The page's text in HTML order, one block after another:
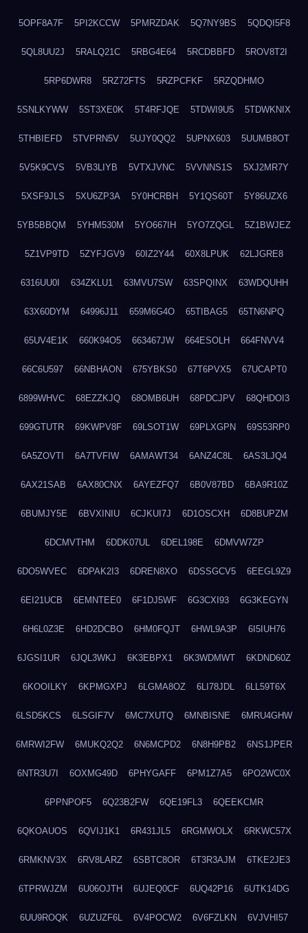
5OPF8A7F 5PI2KCCW 5PMRZDAK 5Q7NY9BS 5QDQI5F8
5QL8UU2J 5RALQ21C 5RBG4E64 5RCDBBFD 5ROV8T2I
5RP6DWR8 5RZ72FTS 5RZPCFKF 5RZQDHMO
5SNLKYWW 5ST3XE0K 5T4RFJQE 5TDWI9U5 5TDWKNIX
5THBIEFD 5TVPRN5V 5UJY0QQ2 5UPNX603 5UUMB8OT
5V5K9CVS 5VB3LIYB 5VTXJVNC 5VVNNS1S 5XJ2MR7Y
5XSF9JLS 5XU6ZP3A 5Y0HCRBH 5Y1QS60T 5Y86UZX6
5YB5BBQM 5YHM530M 5YO667IH 5YO7ZQGL 5Z1BWJEZ
5Z1VP9TD 5ZYFJGV9 60IZ2Y44 60X8LPUK 62LJGRE8
6316UU0I 634ZKLU1 63MVU7SW 63SPQINX 63WDQUHH
63X60DYM 64996J11 659M6G4O 65TIBAG5 65TN6NPQ
65UV4E1K 660K94O5 663467JW 664ESOLH 664FNVV4
66C6U597 66NBHAON 675YBKS0 67T6PVX5 67UCAPT0
6899WHVC 68EZZKJQ 68OMB6UH 68PDCJPV 68QHDOI3
699GTUTR 69KWPV8F 69LSOT1W 69PLXGPN 69S53RP0
6A5ZOVTI 6A7TVFIW 6AMAWT34 6ANZ4C8L 6AS3LJQ4
6AX21SAB 6AX80CNX 6AYEZFQ7 6B0V87BD 6BA9R10Z
6BUMJY5E 6BVXINIU 6CJKUI7J 6D1OSCXH 6D8BUPZM
6DCMVTHM 6DDK07UL 6DEL198E 6DMVW7ZP
6DO5WVEC 6DPAK2I3 6DREN8XO 6DSSGCV5 6EEGL9Z9
6EI21UCB 6EMNTEE0 6F1DJ5WF 6G3CXI93 6G3KEGYN
6H6L0Z3E 6HD2DCBO 6HM0FQJT 6HWL9A3P 6I5IUH76
6JGSI1UR 6JQL3WKJ 6K3EBPX1 6K3WDMWT 6KDND60Z
6KOOILKY 6KPMGXPJ 6LGMA8OZ 6LI78JDL 6LL59T6X
6LSD5KCS 6LSGIF7V 6MC7XUTQ 6MNBISNE 6MRU4GHW
6MRWI2FW 6MUKQ2Q2 6N6MCPD2 6N8H9PB2 6NS1JPER
6NTR3U7I 6OXMG49D 6PHYGAFF 6PM1Z7A5 6PO2WC0X
6PPNPOF5 6Q23B2FW 6QE19FL3 6QEEKCMR
6QKOAUOS 6QVIJ1K1 6R431JL5 6RGMWOLX 6RKWC57X
6RMKNV3X 6RV8LARZ 6SBTC8OR 6T3R3AJM 6TKE2JE3
6TPRWJZM 6U06OJTH 6UJEQ0CF 6UQ42P16 6UTK14DG
6UU9ROQK 6UZUZF6L 6V4POCW2 6V6FZLKN 6VJVHI57